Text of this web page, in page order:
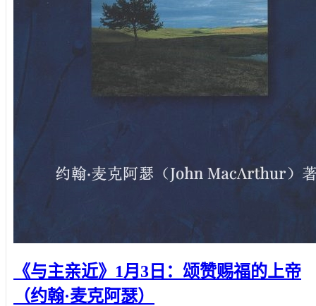
《与主亲近》1月3日：颂赞赐福的上帝
（约翰·麦克阿瑟）